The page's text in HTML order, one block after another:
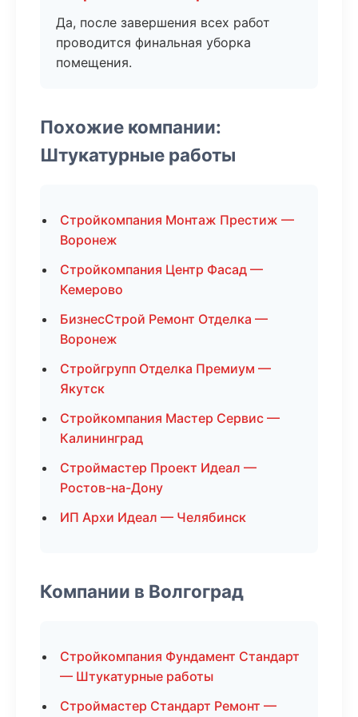
Да, после завершения всех работ
проводится финальная уборка
помещения.
Похожие компании:
Штукатурные работы
Стройкомпания Монтаж Престиж —
Воронеж
Стройкомпания Центр Фасад —
Кемерово
БизнесСтрой Ремонт Отделка —
Воронеж
Стройгрупп Отделка Премиум —
Якутск
Стройкомпания Мастер Сервис —
Калининград
Строймастер Проект Идеал —
Ростов-на-Дону
ИП Архи Идеал — Челябинск
Компании в Волгоград
Стройкомпания Фундамент Стандарт
— Штукатурные работы
Строймастер Стандарт Ремонт —